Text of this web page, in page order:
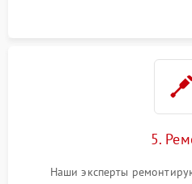
5.
Наши эксперты